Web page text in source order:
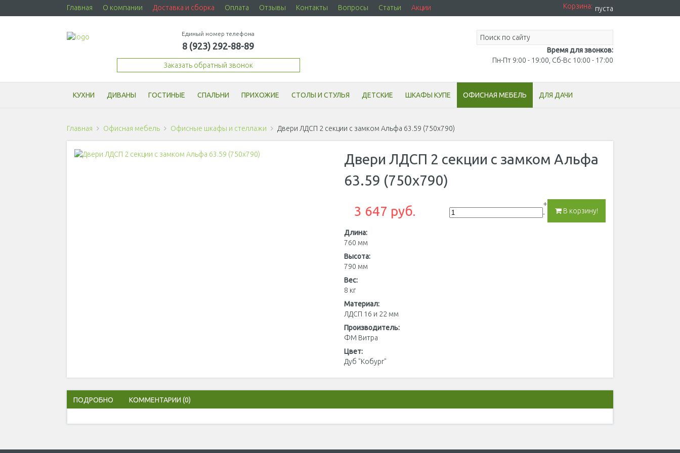
Главная О компании Доставка и сборка Оплата Отзывы Контакты Вопросы Статьи Акции Корзина: пуста
Единый номер телефона
8 (923) 292-88-89
Заказать обратный звонок
Время для звонков:
Пн-Пт 9:00 - 19:00, Сб-Вс 10:00 - 17:00
КУХНИ ДИВАНЫ ГОСТИНЫЕ СПАЛЬНИ ПРИХОЖИЕ СТОЛЫ И СТУЛЬЯ ДЕТСКИЕ ШКАФЫ КУПЕ ОФИСНАЯ МЕБЕЛЬ ДЛЯ ДАЧИ
Главная Офисная мебель Офисные шкафы и стеллажи Двери ЛДСП 2 секции с замком Альфа 63.59 (750x790)
Двери ЛДСП 2 секции с замком Альфа
63.59 (750x790)
3 647 руб. В корзину!
+
-
Длина:
760 мм
Высота:
790 мм
Вес:
8 кг
Материал:
ЛДСП 16 и 22 мм
Производитель:
ФМ Витра
Цвет:
Дуб "Кобург"
ПОДРОБНО КОММЕНТАРИИ (0)